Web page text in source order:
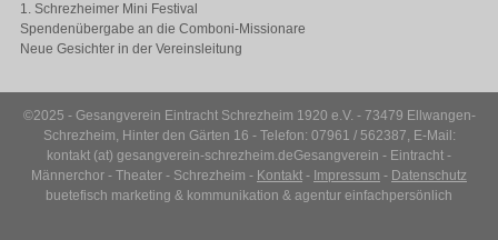
1. Schrezheimer Mini Festival
Spendenübergabe an die Comboni-Missionare
Neue Gesichter in der Vereinsleitung
©2025 - Gesangverein Eintracht Schrezheim 1920 e.V. - 73479 Ellwangen-
Schrezheim, Hinter den Gärten 16 - Telefon: 07961 / 562387, E-Mail:
kontakt (at) gesangverein-schrezheim.deGesangverein - Eintracht -
Männerchor - Theater - Schrezheim - Kontakt - Impressum - Datenschutz
buetefisch marketing & kommunikation & agentur einfachpersönlich